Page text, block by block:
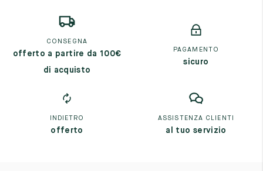
CONSEGNA
offerto a partire da 100€
di acquisto
PAGAMENTO
sicuro
INDIETRO
offerto
ASSISTENZA CLIENTI
al tuo servizio